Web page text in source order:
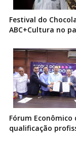
Festival do
ABC+Cultura no
Fórum
qualificação